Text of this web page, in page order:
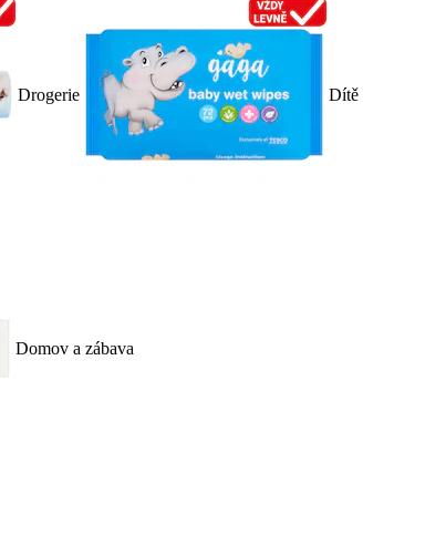
Drogerie Dítě
Domov a zábava